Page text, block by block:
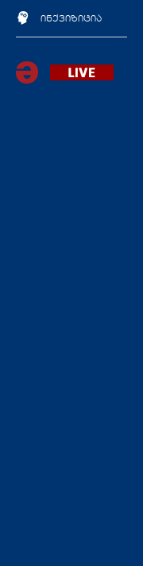
ინქვიზიცია